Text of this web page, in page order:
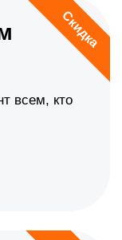
Скидка
всем, кто